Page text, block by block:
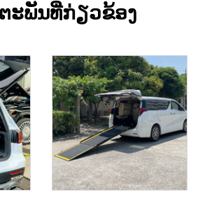
ະພັນທີ່ກ່ຽວຂ້ອງ